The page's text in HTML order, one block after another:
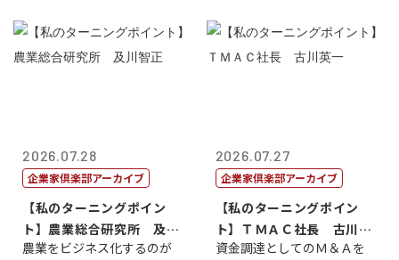
2026.07.28
企業家倶楽部アーカイブ
【私のターニングポイン
ト】農業総合研究所 及川
智正
農業をビジネス化するのが
2026.07.27
企業家倶楽部アーカイブ
【私のターニングポイン
ト】ＴＭＡＣ社長 古川英
一
資金調達としてのＭ＆Ａを